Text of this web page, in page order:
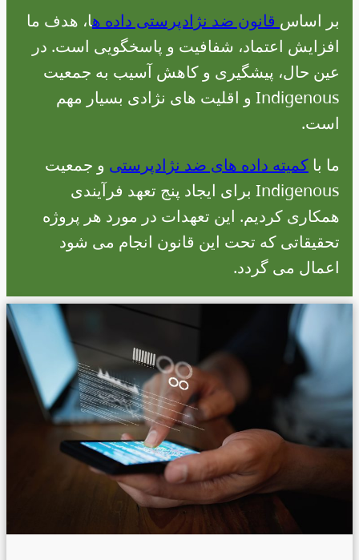
بر اساس قانون ضد نژادپرستی داده ها، هدف ما
افزایش اعتماد، شفافیت و پاسخگویی است. در
عین حال، پیشگیری و کاهش آسیب به جمعیت
Indigenous و اقلیت های نژادی بسیار مهم
است.
ما با کمیته داده های ضد نژادپرستی و جمعیت
Indigenous برای ایجاد پنج تعهد فرآیندی
همکاری کردیم. این تعهدات در مورد هر پروژه
تحقیقاتی که تحت این قانون انجام می شود
اعمال می گردد.